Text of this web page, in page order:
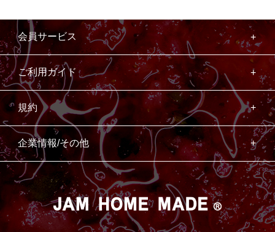
会員サービス
ご利用ガイド
規約
企業情報/その他